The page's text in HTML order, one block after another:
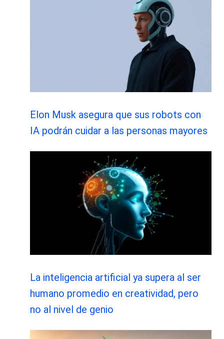
Elon Musk asegura que sus robots con
IA podrán cuidar a las personas mayores
La inteligencia artificial ya supera al ser
humano promedio en creatividad, pero
no al nivel de genio